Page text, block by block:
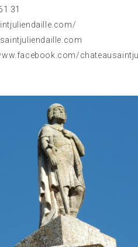
31
saintjuliendaille.com